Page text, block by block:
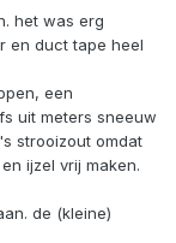
het was erg
en duct tape heel
een
uit meters sneeuw
strooizout omdat
ijzel vrij maken.
de (kleine)